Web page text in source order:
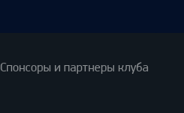
Спонсоры и партнеры клуба